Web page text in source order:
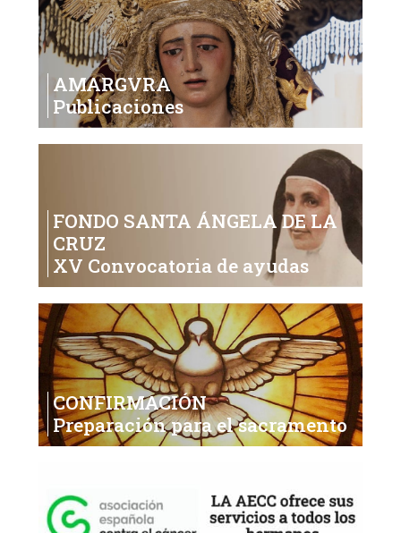
AMARGVRA
Publicaciones
FONDO SANTA ÁNGELA DE LA
CRUZ
XV Convocatoria de ayudas
CONFIRMACIÓN
Preparación para el sacramento